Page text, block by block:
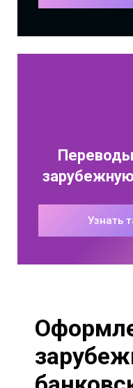
Переводы
Узнать